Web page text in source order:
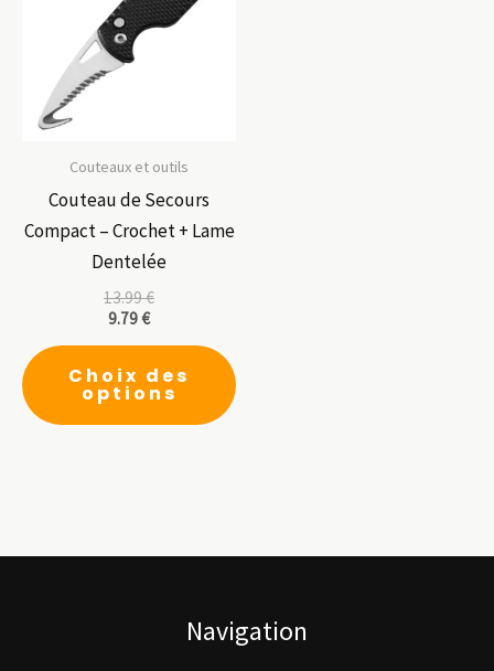
Couteaux et outils
Couteau de Secours
Compact – Crochet + Lame
Dentelée
13.99€
9.79€
Choix des
options
produit
choisies
Navigation